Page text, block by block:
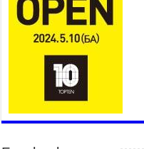
Төв цэнгэлдэхийн эргэн
2026 оны 7 сар 15 / 10 цаг 58 минут
Үндэсний их баяр наадмын
насанд хүрэгчдийн багийн
үргэлжилж байна
2026 оны 7 сар 15 / 10 цаг 52 минут
Үндэсний их баяр наадмын